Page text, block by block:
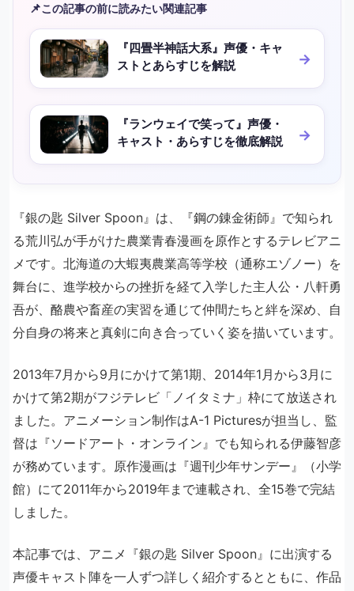
📌この記事の前に読みたい関連記事
『四畳半神話大系』声優・キャ
ストとあらすじを解説
『ランウェイで笑って』声優・
キャスト・あらすじを徹底解説
『銀の匙 Silver Spoon』は、『鋼の錬金術師』で知られ
る荒川弘が手がけた農業青春漫画を原作とするテレビアニ
メです。北海道の大蝦夷農業高等学校（通称エゾノー）を
舞台に、進学校からの挫折を経て入学した主人公・八軒勇
吾が、酪農や畜産の実習を通じて仲間たちと絆を深め、自
分自身の将来と真剣に向き合っていく姿を描いています。
2013年7月から9月にかけて第1期、2014年1月から3月に
かけて第2期がフジテレビ「ノイタミナ」枠にて放送され
ました。アニメーション制作はA-1 Picturesが担当し、監
督は『ソードアート・オンライン』でも知られる伊藤智彦
が務めています。原作漫画は『週刊少年サンデー』（小学
館）にて2011年から2019年まで連載され、全15巻で完結
しました。
本記事では、アニメ『銀の匙 Silver Spoon』に出演する
声優キャスト陣を一人ずつ詳しく紹介するとともに、作品